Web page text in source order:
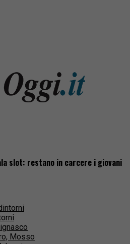
slot: restano in carcere i giovani
Mosso